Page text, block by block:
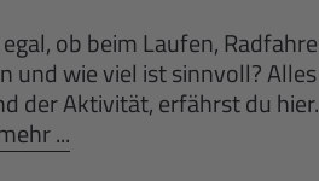
ob beim Laufen,
wie viel ist sinnvoll?
der Aktivität, erfährst du
...